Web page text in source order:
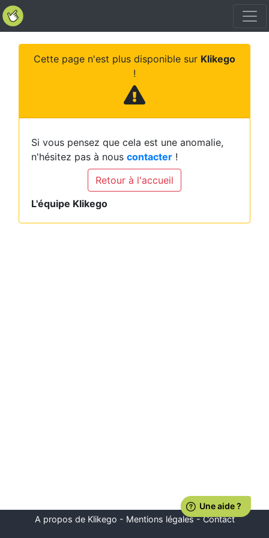
Cette page n'est plus disponible sur Klikego
!
Si vous pensez que cela est une anomalie,
n'hésitez pas à nous contacter !
Retour à l'accueil
L'équipe Klikego
A propos de Klikego - Mentions légales-Contact